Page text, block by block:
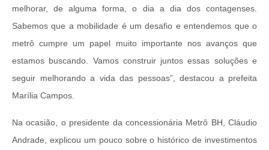
melhorar, de alguma forma, o dia a dia dos contagenses.
Sabemos que a mobilidade é um desafio e entendemos que o
metrô cumpre um papel muito importante nos avanços que
estamos buscando. Vamos construir juntos essas soluções e
seguir melhorando a vida das pessoas”, destacou a prefeita
Marília Campos.
Na ocasião, o presidente da concessionária Metrô BH, Cláudio
Andrade, explicou um pouco sobre o histórico de investimentos